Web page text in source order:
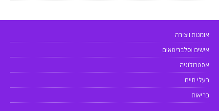
אומנות ויצירה
אישים וסלבריטאים
אסטרולוגיה
בעלי חיים
בריאות